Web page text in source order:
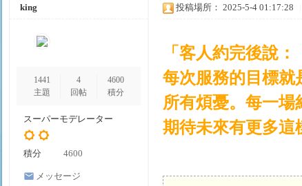
king
1441
主題
4
回帖
4600
積分
スーパーモデレーター
積分 4600
メッセージ
投稿場所： 2025-5-4 01:17:28
「客人約完後說
每次服務的目標就
所有煩憂。每一場
期待未來有更多這